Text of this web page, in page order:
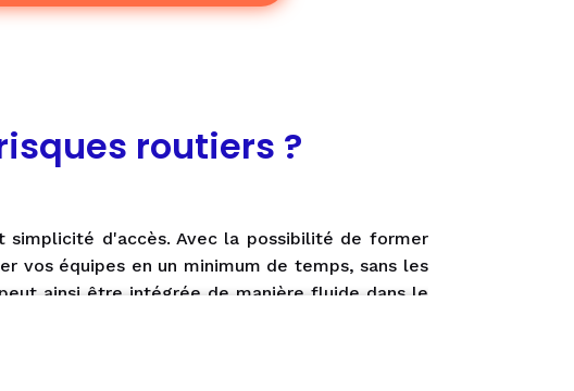
routiers ?
d'accès. Avec la possibilité de former
vos équipes en un minimum de temps, sans les
ainsi être intégrée de manière fluide dans le